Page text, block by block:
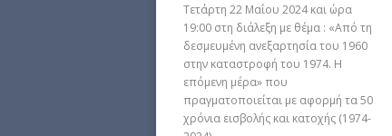
Τετάρτη 22 Μαΐου 2024 και ώρα
19:00 στη διάλεξη με θέμα : «Από τη
δεσμευμένη ανεξαρτησία του 1960
στην καταστροφή του 1974. Η
επόμενη μέρα» που
πραγματοποιείται με αφορμή τα 50
χρόνια εισβολής και κατοχής (1974-